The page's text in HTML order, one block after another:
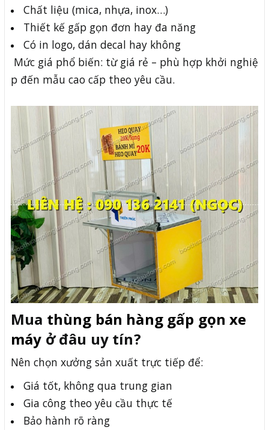
Chất liệu (mica, nhựa, inox…)
Thiết kế gấp gọn đơn hay đa năng
Có in logo, dán decal hay không
Mức giá phổ biến: từ giá rẻ – phù hợp khởi nghiệ
p đến mẫu cao cấp theo yêu cầu.
Mua thùng bán hàng gấp gọn xe
máy ở đâu uy tín?
Nên chọn xưởng sản xuất trực tiếp để:
Giá tốt, không qua trung gian
Gia công theo yêu cầu thực tế
Bảo hành rõ ràng